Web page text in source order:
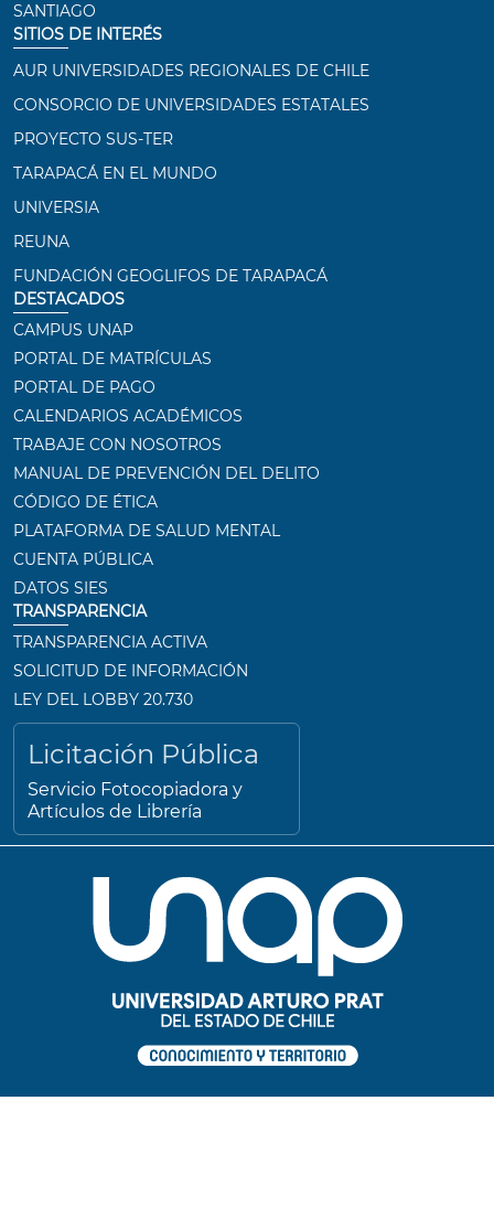
SANTIAGO
SITIOS DE INTERÉS
AUR UNIVERSIDADES REGIONALES DE CHILE
CONSORCIO DE UNIVERSIDADES ESTATALES
PROYECTO SUS-TER
TARAPACÁ EN EL MUNDO
UNIVERSIA
REUNA
FUNDACIÓN GEOGLIFOS DE TARAPACÁ
DESTACADOS
CAMPUS UNAP
PORTAL DE MATRÍCULAS
PORTAL DE PAGO
CALENDARIOS ACADÉMICOS
TRABAJE CON NOSOTROS
MANUAL DE PREVENCIÓN DEL DELITO
CÓDIGO DE ÉTICA
PLATAFORMA DE SALUD MENTAL
CUENTA PÚBLICA
DATOS SIES
TRANSPARENCIA
TRANSPARENCIA ACTIVA
SOLICITUD DE INFORMACIÓN
LEY DEL LOBBY 20.730
Licitación Pública
Servicio Fotocopiadora y
Artículos de Librería